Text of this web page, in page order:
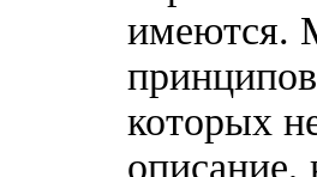
имеются.
которых
описание,